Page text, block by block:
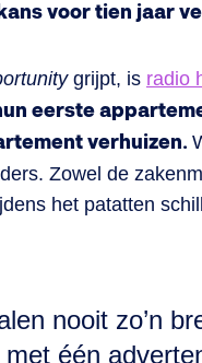
voor tien jaar
grijpt, is radio
eerste
verhuizen.
Zowel de
het patatten
nooit zo’n
één